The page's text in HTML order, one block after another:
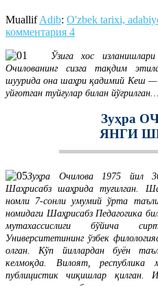
MuallifAdib: O'zbek tarixi,
комментария 4
Ўзига хос
Очилованинг сизга тақдим
шуурида она шаҳри қадимий Кеш —
уйғотган туйғулар билан йўғрилган…
Зуҳра
ЯНГИ
Зуҳра Очилова 1975 йил
Шаҳрисабз шаҳрида туғилган.
номли 7-сонли умумий ўрта
номидаги Шаҳрисабз Педагогика
мутахассислиги бўйича
Университетининг ўзбек
олган. Кўп йиллардан буён
келмоқда. Вилоят, республика
публицистик чиқишлар қилган.